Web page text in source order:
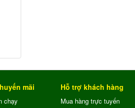
mãi
chạy
Hỗ trợ khách hàng
Mua hàng trực tuyến